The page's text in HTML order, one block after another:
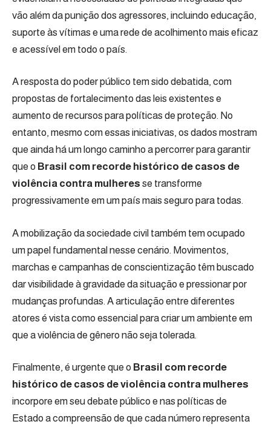
vão além da punição dos agressores, incluindo educação,
suporte às vítimas e uma rede de acolhimento mais eficaz
e acessível em todo o país.
A resposta do poder público tem sido debatida, com
propostas de fortalecimento das leis existentes e
aumento de recursos para políticas de proteção. No
entanto, mesmo com essas iniciativas, os dados mostram
que ainda há um longo caminho a percorrer para garantir
que o Brasil com recorde histórico de casos de
violência contra mulheres se transforme
progressivamente em um país mais seguro para todas.
A mobilização da sociedade civil também tem ocupado
um papel fundamental nesse cenário. Movimentos,
marchas e campanhas de conscientização têm buscado
dar visibilidade à gravidade da situação e pressionar por
mudanças profundas. A articulação entre diferentes
atores é vista como essencial para criar um ambiente em
que a violência de gênero não seja tolerada.
Finalmente, é urgente que o Brasil com recorde
histórico de casos de violência contra mulheres
incorpore em seu debate público e nas políticas de
Estado a compreensão de que cada número representa